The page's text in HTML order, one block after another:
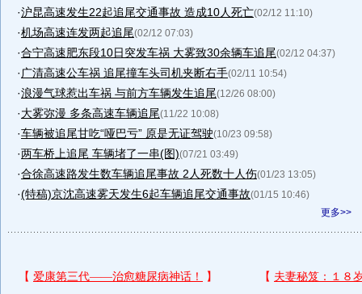
·沪昆高速发生22起追尾交通事故 造成10人死亡(02/12 11:10)
·机场高速连发两起追尾(02/12 07:03)
·合宁高速肥东段10日突发车祸 大雾致30余辆车追尾(02/12 04:37)
· 广清高速公车祸 追尾撞车头司机夹断右手(02/11 10:54)
·浪漫气球惹出车祸 与前方车辆发生追尾(12/26 08:00)
·大雾弥漫 多条高速车辆追尾(11/22 10:08)
·车辆被追尾甘吃“哑巴亏” 原是无证驾驶(10/23 09:58)
·两车桥上追尾 车辆堵了一串(图)(07/21 03:49)
·合徐高速路发生数车辆追尾事故 2人死数十人伤(01/23 13:05)
·(特稿)京沈高速雾天发生6起车辆追尾交通事故(01/15 10:46)
更多>>